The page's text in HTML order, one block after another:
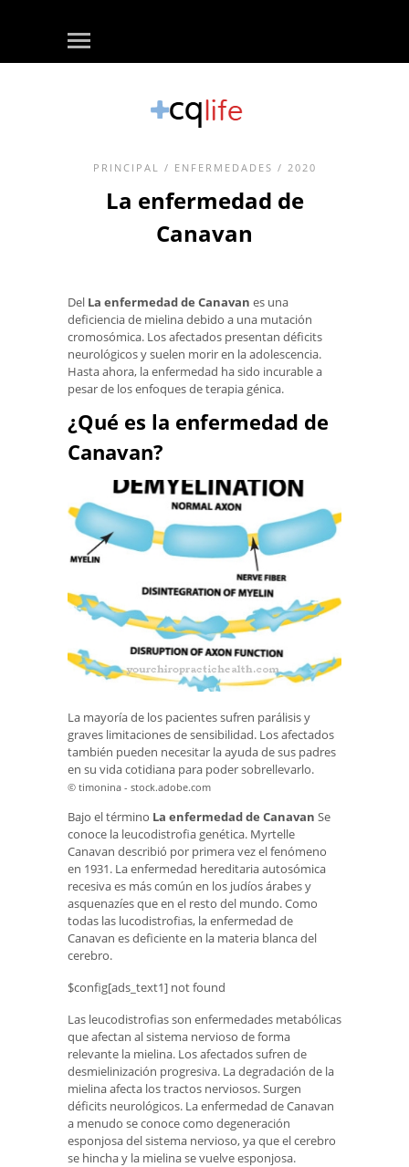
PRINCIPAL / ENFERMEDADES / 2020
La enfermedad de
Canavan
Del La enfermedad de Canavan es una
deficiencia de mielina debido a una mutación
cromosómica. Los afectados presentan déficits
neurológicos y suelen morir en la adolescencia.
Hasta ahora, la enfermedad ha sido incurable a
pesar de los enfoques de terapia génica.
¿Qué es la enfermedad de
Canavan?
La mayoría de los pacientes sufren parálisis y
graves limitaciones de sensibilidad. Los afectados
también pueden necesitar la ayuda de sus padres
en su vida cotidiana para poder sobrellevarlo.
© timonina - stock.adobe.com
Bajo el término La enfermedad de Canavan Se
conoce la leucodistrofia genética. Myrtelle
Canavan describió por primera vez el fenómeno
en 1931. La enfermedad hereditaria autosómica
recesiva es más común en los judíos árabes y
asquenazíes que en el resto del mundo. Como
todas las lucodistrofias, la enfermedad de
Canavan es deficiente en la materia blanca del
cerebro.
$config[ads_text1] not found
Las leucodistrofias son enfermedades metabólicas
que afectan al sistema nervioso de forma
relevante la mielina. Los afectados sufren de
desmielinización progresiva. La degradación de la
mielina afecta los tractos nerviosos. Surgen
déficits neurológicos. La enfermedad de Canavan
a menudo se conoce como degeneración
esponjosa del sistema nervioso, ya que el cerebro
se hincha y la mielina se vuelve esponjosa.